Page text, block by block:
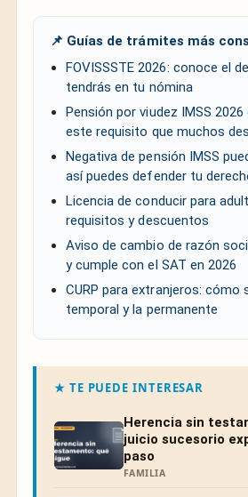
📌 Guías de trámites más
FOVISSSTE 2026: conoce el
tendrás en tu nómina
Pensión por viudez IMSS
este requisito que muchos
Negativa de pensión IMSS
así puedes defender tu
Licencia de conducir para
requisitos y descuentos
Aviso de cambio de razón
y cumple con el SAT en 2026
CURP para extranjeros: cómo
temporal y la permanente
★ TE PUEDE INTERESAR
Herencia sin
juicio sucesorio
paso
FAMILIA